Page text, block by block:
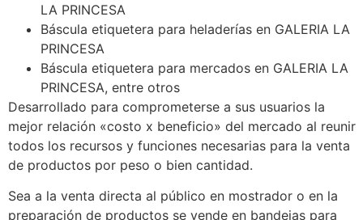
LA PRINCESA
Báscula etiquetera para heladerías en GALERIA LA
PRINCESA
Báscula etiquetera para mercados en GALERIA LA
PRINCESA, entre otros
Desarrollado para comprometerse a sus usuarios la
mejor relación «costo x beneficio» del mercado al reunir
todos los recursos y funciones necesarias para la venta
de productos por peso o bien cantidad.
Sea a la venta directa al público en mostrador o en la
preparación de productos se vende en bandejas para